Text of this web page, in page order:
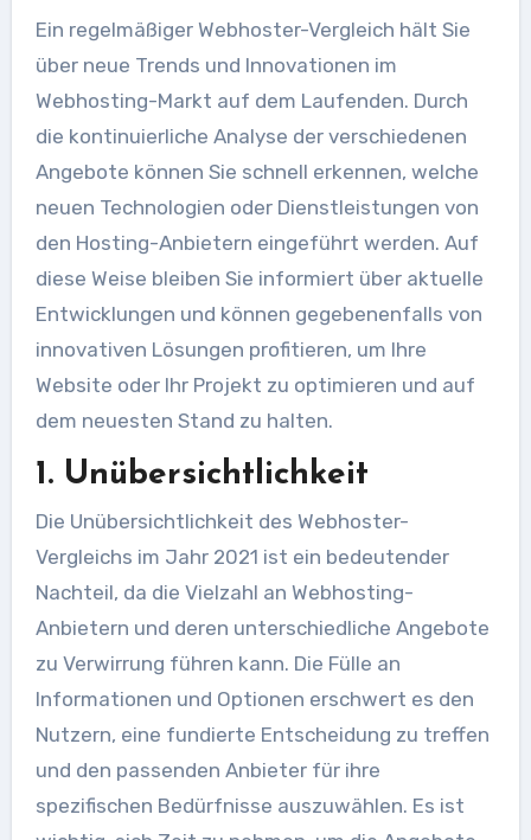
Ein regelmäßiger Webhoster-Vergleich hält Sie
über neue Trends und Innovationen im
Webhosting-Markt auf dem Laufenden. Durch
die kontinuierliche Analyse der verschiedenen
Angebote können Sie schnell erkennen, welche
neuen Technologien oder Dienstleistungen von
den Hosting-Anbietern eingeführt werden. Auf
diese Weise bleiben Sie informiert über aktuelle
Entwicklungen und können gegebenenfalls von
innovativen Lösungen profitieren, um Ihre
Website oder Ihr Projekt zu optimieren und auf
dem neuesten Stand zu halten.
1. Unübersichtlichkeit
Die Unübersichtlichkeit des Webhoster-
Vergleichs im Jahr 2021 ist ein bedeutender
Nachteil, da die Vielzahl an Webhosting-
Anbietern und deren unterschiedliche Angebote
zu Verwirrung führen kann. Die Fülle an
Informationen und Optionen erschwert es den
Nutzern, eine fundierte Entscheidung zu treffen
und den passenden Anbieter für ihre
spezifischen Bedürfnisse auszuwählen. Es ist